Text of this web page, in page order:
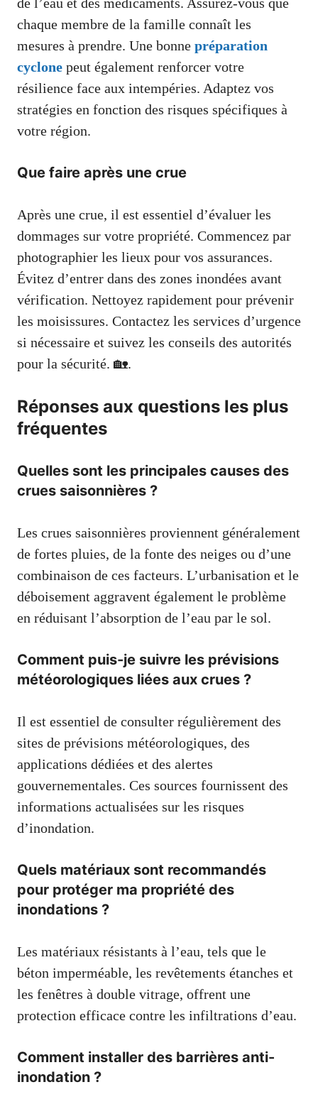
chaque membre de la famille connaît les
mesures à prendre. Une bonne préparation
cyclone peut également renforcer votre
résilience face aux intempéries. Adaptez vos
stratégies en fonction des risques spécifiques à
votre région.
Que faire après une crue
Après une crue, il est essentiel d’évaluer les
dommages sur votre propriété. Commencez par
photographier les lieux pour vos assurances.
Évitez d’entrer dans des zones inondées avant
vérification. Nettoyez rapidement pour prévenir
les moisissures. Contactez les services d’urgence
si nécessaire et suivez les conseils des autorités
pour la sécurité. 🏡.
Réponses aux questions les plus
fréquentes
Quelles sont les principales causes des
crues saisonnières ?
Les crues saisonnières proviennent généralement
de fortes pluies, de la fonte des neiges ou d’une
combinaison de ces facteurs. L’urbanisation et le
déboisement aggravent également le problème
en réduisant l’absorption de l’eau par le sol.
Comment puis-je suivre les prévisions
météorologiques liées aux crues ?
Il est essentiel de consulter régulièrement des
sites de prévisions météorologiques, des
applications dédiées et des alertes
gouvernementales. Ces sources fournissent des
informations actualisées sur les risques
d’inondation.
Quels matériaux sont recommandés
pour protéger ma propriété des
inondations ?
Les matériaux résistants à l’eau, tels que le
béton imperméable, les revêtements étanches et
les fenêtres à double vitrage, offrent une
protection efficace contre les infiltrations d’eau.
Comment installer des barrières anti-
inondation ?